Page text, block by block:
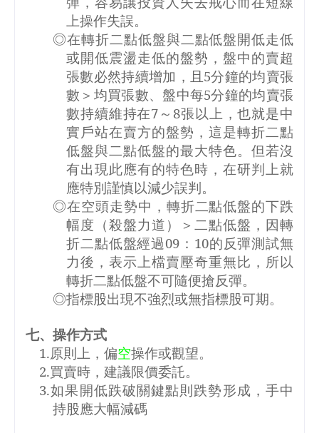
上操作失誤。
◎在轉折二點低盤與二點低盤開低走低
或開低震盪走低的盤勢，盤中的賣超
張數必然持續增加，且 5分鐘的均賣張
數＞均買張數、盤中每5分鐘的均賣張
數持續維持在7 ～ 8張以上，也就是中
實戶站在賣方的盤勢，這是轉折二點
低盤與二點低盤的最大特色。但若沒
有出現此應有的特色時，在研判上就
應特別謹慎以減少誤判。
◎在空頭走勢中，轉折二點低盤的下跌
幅度（殺盤力道）＞二點低盤，因轉
折二點低盤經過09 ： 10的反彈測試無
力後，表示上檔賣壓奇重無比，所以
轉折二點低盤不可隨便搶反彈。
◎指標股出現不強烈或無指標股可期。
七、操作方式
1.原則上，偏空操作或觀望。
2.買賣時，建議限價委託。
3.如果開低跌破關鍵點則跌勢形成，手中
持股應大幅減碼